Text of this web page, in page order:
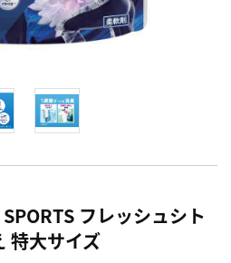
フレッシュシト
特大サイズ